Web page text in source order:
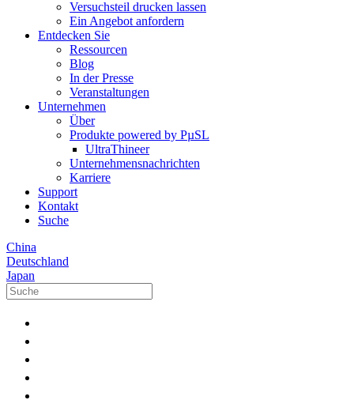
Versuchsteil drucken lassen
Ein Angebot anfordern
Entdecken Sie
Ressourcen
Blog
In der Presse
Veranstaltungen
Unternehmen
Über
Produkte powered by PµSL
UltraThineer
Unternehmensnachrichten
Karriere
Support
Kontakt
Suche
China
Deutschland
Japan